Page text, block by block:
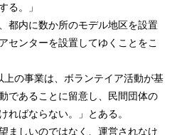
る。」
都内に数か所のモデル地区を設置
センターを設置してゆくことをこ
上の事業は、ボランテイア活動が基
であることに留意し、民間団体の
ればならない。」とある。
ましいのではなく、運営されなけ